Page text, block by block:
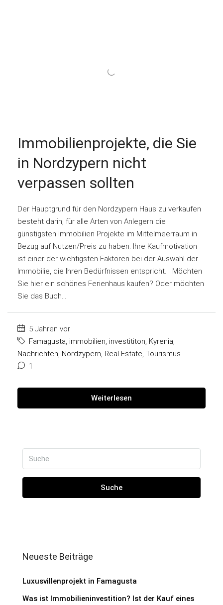
Immobilienprojekte, die Sie
in Nordzypern nicht
verpassen sollten
Der Hauptgrund für den Nordzypern Haus zu verkaufen
besteht darin, für alle Arten von Anlegern die
günstigsten Immobilien Projekte im Mittelmeerraum in
Bezug auf Nutzen/Preis zu haben. Ihre Kaufmotivation
ist einer der wichtigsten Faktoren bei der Auswahl der
Immobilie, die Ihren Bedürfnissen entspricht. Möchten
Sie hier ein schönes Ferienhaus kaufen? Oder möchten
Sie das Buch...
5 Jahren vor
Famagusta, immobilien, investititon, Kyrenia,
Nachrichten, Nordzypern, Real Estate, Tourismus
1
Weiterlesen
Suche
Neueste Beiträge
Luxusvillenprojekt in Famagusta
Was ist Immobilieninvestition? Ist der Kauf eines